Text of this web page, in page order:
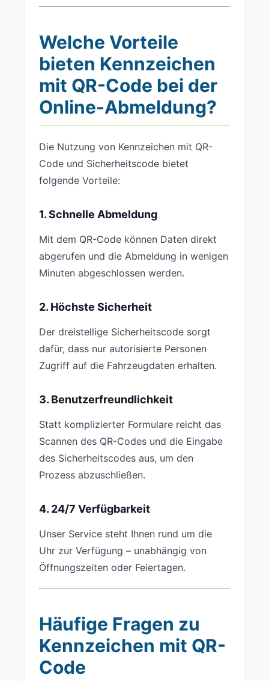
Welche Vorteile
bieten Kennzeichen
mit QR-Code bei der
Online-Abmeldung?
Die Nutzung von Kennzeichen mit QR-
Code und Sicherheitscode bietet
folgende Vorteile:
1. Schnelle Abmeldung
Mit dem QR-Code können Daten direkt
abgerufen und die Abmeldung in wenigen
Minuten abgeschlossen werden.
2. Höchste Sicherheit
Der dreistellige Sicherheitscode sorgt
dafür, dass nur autorisierte Personen
Zugriff auf die Fahrzeugdaten erhalten.
3. Benutzerfreundlichkeit
Statt komplizierter Formulare reicht das
Scannen des QR-Codes und die Eingabe
des Sicherheitscodes aus, um den
Prozess abzuschließen.
4. 24/7 Verfügbarkeit
Unser Service steht Ihnen rund um die
Uhr zur Verfügung – unabhängig von
Öffnungszeiten oder Feiertagen.
Häufige Fragen zu
Kennzeichen mit QR-
Code